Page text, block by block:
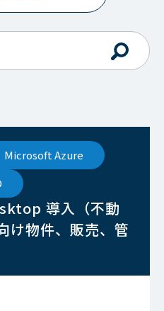
Microsoft Azure
導入（不動
け物件、販売、管